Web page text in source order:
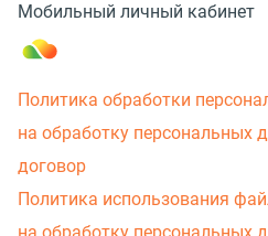
Мобильный личный кабинет
Политика обработки
на обработку персональных
договор
Политика использования